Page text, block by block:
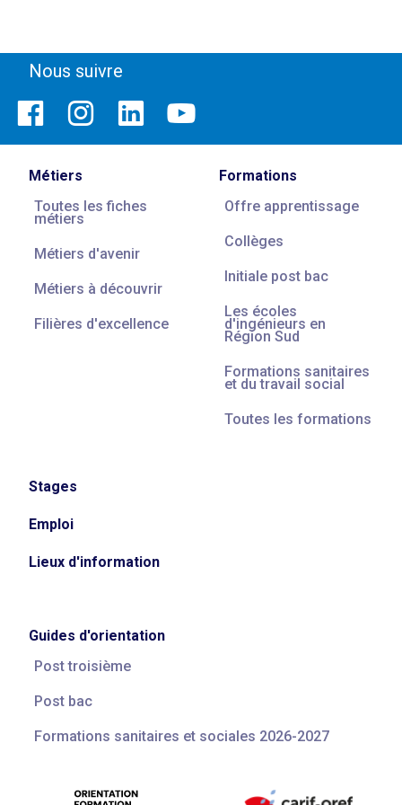
Nous suivre
Métiers
Toutes les fiches
métiers
Métiers d'avenir
Métiers à découvrir
Filières d'excellence
Formations
Offre apprentissage
Collèges
Initiale post bac
Les écoles
d'ingénieurs en
Région Sud
Formations sanitaires
et du travail social
Toutes les formations
Stages
Emploi
Lieux d'information
Guides d'orientation
Post troisième
Post bac
Formations sanitaires et sociales 2026-2027